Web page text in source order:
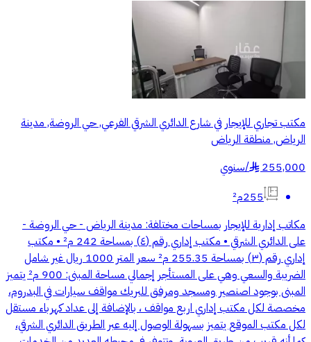
مكتب تجاري للإيجار في شارع الدائري الشرقي الفرعي, حي الروضة, مدينة
الرياض, منطقة الرياض
255,000
§
/سنوي
255م²
مكاتب إدارية للإيجار بمساحات مختلفة: مدينة الرياض - حي الروضة -
على الدائري الشرقي • مكتب إداري رقم (٤) بمساحة 242 م² • مكتب
إداري رقم (٣) بمساحة 255.35 م² سعر المتر 1000 ريال غير شامل
الضريبة والسعي وهي على المستأجر إجمالي مساحة المبنى: 900 م² يتميز
المبنى بوجود اصنصير ومسجد ومرفق للبريك مواقف سيارات في البدروم،
مخصصة لكل مكتب إداري اربع مواقف ، بالإضافة إلى عداد كهرباء مستقل
لكل مكتب الموقع يتميز بسهولة الوصول إليه عبر الطريق الدائري الشرقي،